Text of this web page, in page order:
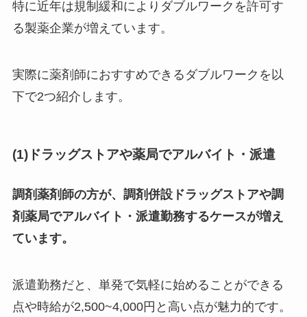
特に近年は規制緩和によりダブルワークを許可す
る製薬企業が増えています。
実際に薬剤師におすすめできるダブルワークを以
下で2つ紹介します。
(1)ドラッグストアや薬局でアルバイト・派遣
調剤薬剤師の方が、調剤併設ドラッグストアや調
剤薬局でアルバイト・派遣勤務するケースが増え
ています。
派遣勤務だと、単発で気軽に始めることができる
点や時給が2,500~4,000円と高い点が魅力的です。